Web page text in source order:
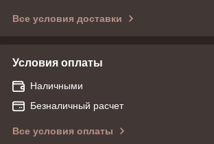
Все условия доставки
Условия оплаты
Наличными
Безналичный расчет
Все условия оплаты